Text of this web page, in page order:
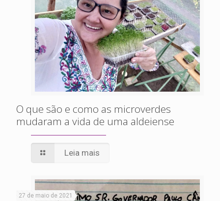
O que são e como as microverdes
mudaram a vida de uma aldeiense
Leia mais
27 de maio de 2021